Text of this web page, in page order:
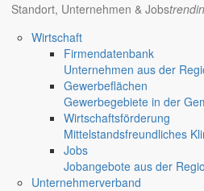
Standort, Unternehmen & Jobs
Wirtschaft
Firmendatenbank
Unternehmen aus der
Gewerbeflächen
Gewerbegebiete in der
Wirtschaftsförderung
Mittelstandsfreundliches
Jobs
Jobangebote aus der
Unternehmerverband